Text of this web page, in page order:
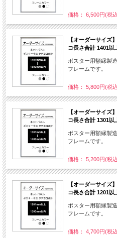
価格： 6,500円(税
【オーダーサイズ
コ長さ合計 1401以
ポスター用額縁製
フレームです。
価格： 5,800円(税
【オーダーサイズ
コ長さ合計 1301以
ポスター用額縁製
フレームです。
価格： 5,200円(税
【オーダーサイズ
コ長さ合計 1201以
ポスター用額縁製
フレームです。
価格： 4,700円(税